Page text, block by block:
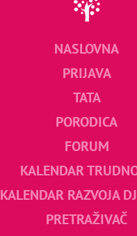
NASLOVNA
PRIJAVA
TATA
PORODICA
FORUM
KALENDAR
KALENDAR RAZVOJA
PRETRAŽIVAČ